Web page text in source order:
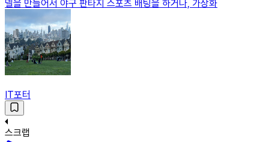
델을 만들어서 야구 판타지 스포츠 배팅을 하거나, 가상화
IT포터
스크랩